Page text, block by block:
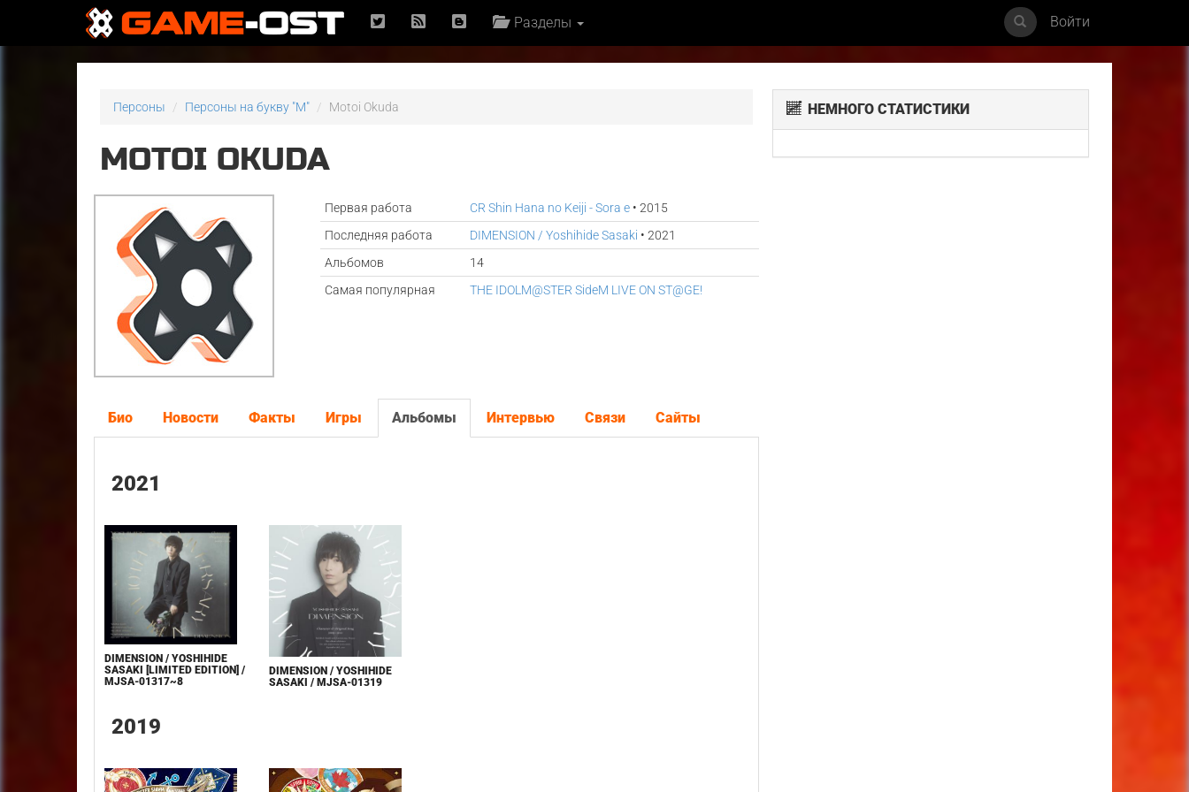
Разделы Войти
Персоны Персоны на букву "M" Motoi Okuda
MOTOI OKUDA
Первая работа CR Shin Hana no Keiji - Sora e• 2015
Последняя работа
DIMENSION / Yoshihide Sasaki • 2021
Альбомов
14
Самая популярная
THE IDOLM@STER SideM LIVE ON ST@GE!
Био Новости Факты Игры Альбомы Интервью Связи Сайты
2021
DIMENSION / YOSHIHIDE
SASAKI [LIMITED EDITION] /
MJSA-01317~8
DIMENSION / YOSHIHIDE
SASAKI / MJSA-01319
2019
НЕМНОГО СТАТИСТИКИ